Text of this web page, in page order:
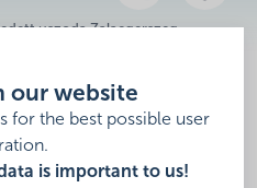
our website
for the best possible user
is important to us!
uszoda Zalaegerszeg